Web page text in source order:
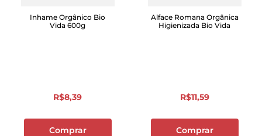
Inhame Orgânico Bio
Vida 600g
R$8,39
Comprar
Alface Romana Orgânica
Higienizada Bio Vida
R$11,59
Comprar